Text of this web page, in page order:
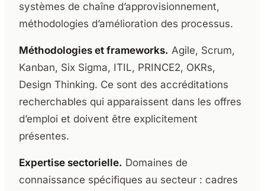
systèmes de chaîne d’approvisionnement,
méthodologies d’amélioration des processus.
Méthodologies et frameworks. Agile, Scrum,
Kanban, Six Sigma, ITIL, PRINCE2, OKRs,
Design Thinking. Ce sont des accréditations
recherchables qui apparaissent dans les offres
d’emploi et doivent être explicitement
présentes.
Expertise sectorielle. Domaines de
connaissance spécifiques au secteur : cadres